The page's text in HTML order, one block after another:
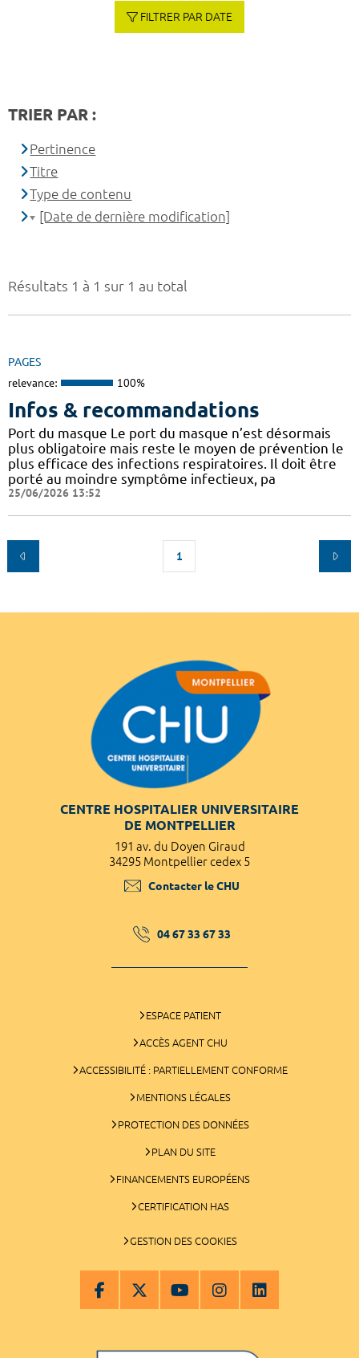
Résultats 1 à 1 sur 1 au total
PAGES
relevance: 100%
Infos & recommandations
Port du masque Le port du masque n’est désormais
plus obligatoire mais reste le moyen de prévention le
plus efficace des infections respiratoires. Il doit être
porté au moindre symptôme infectieux, pa
25/06/2026 13:52
1
FILTRER PAR DATE
TRIER PAR :
Pertinence
Titre
Type de contenu
[Date de dernière modification]
CENTRE HOSPITALIER UNIVERSITAIRE
DE MONTPELLIER
191 av. du Doyen Giraud
34295 Montpellier cedex 5
Contacter le CHU
04 67 33 67 33
ESPACE PATIENT
ACCÈS AGENT CHU
ACCESSIBILITÉ : PARTIELLEMENT CONFORME
MENTIONS LÉGALES
PROTECTION DES DONNÉES
PLAN DU SITE
FINANCEMENTS EUROPÉENS
CERTIFICATION HAS
GESTION DES COOKIES